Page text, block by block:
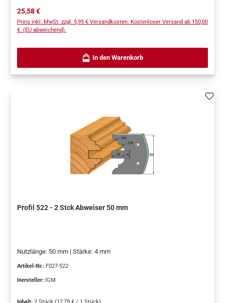
Regulärer Preis:
25,58 €
Preis inkl. MwSt. zzgl. 5,95 € Versandkosten. Kostenloser Versand ab 150,00
€. (EU abweichend).
In den Warenkorb
Profil 522 - 2 Stck Abweiser 50 mm
Nutzlänge: 50 mm | Stärke: 4 mm
Artikel-Nr.: F027-522
Hersteller: IGM